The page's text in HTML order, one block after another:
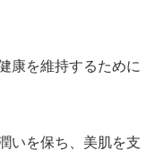
康を維持するために
いを保ち、美肌を支